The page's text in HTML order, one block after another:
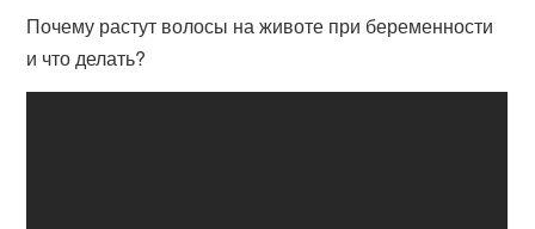
Почему растут волосы на животе при беременности
и что делать?